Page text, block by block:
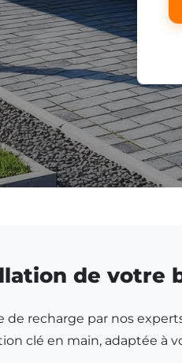
de votre
de recharge par nos
clé en main, adaptée à